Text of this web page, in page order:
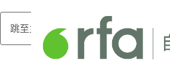
跳至主内容